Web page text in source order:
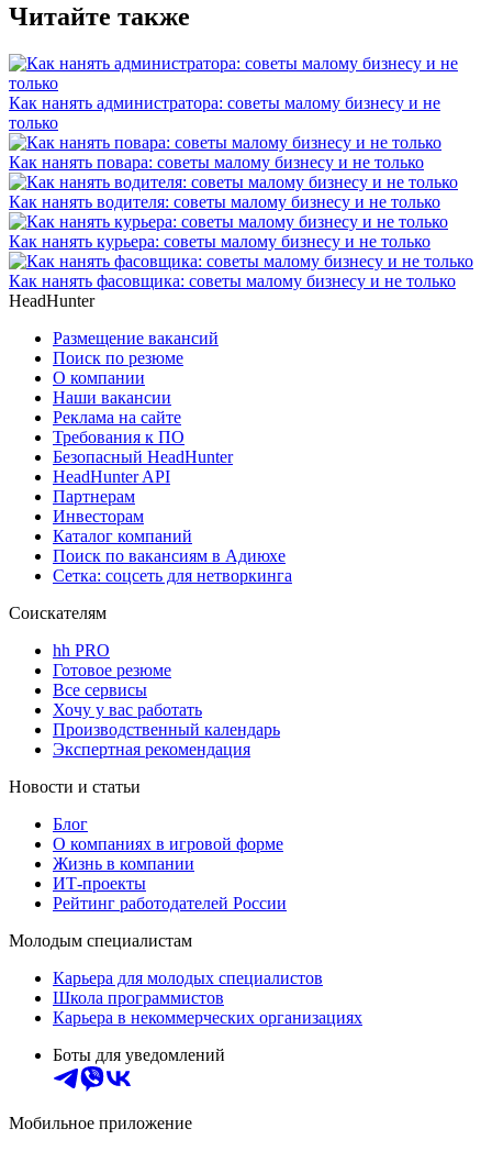
Читайте также
Как нанять администратора: советы малому бизнесу и не
только
Как нанять повара: советы малому бизнесу и не только
Как нанять водителя: советы малому бизнесу и не только
Как нанять курьера: советы малому бизнесу и не только
Как нанять фасовщика: советы малому бизнесу и не только
HeadHunter
Размещение вакансий
Поиск по резюме
О компании
Наши вакансии
Реклама на сайте
Требования к ПО
Безопасный HeadHunter
HeadHunter API
Партнерам
Инвесторам
Каталог компаний
Поиск по вакансиям в Адиюхе
Сетка: соцсеть для нетворкинга
Соискателям
hh PRO
Готовое резюме
Все сервисы
Хочу у вас работать
Производственный календарь
Экспертная рекомендация
Новости и статьи
Блог
О компаниях в игровой форме
Жизнь в компании
ИТ-проекты
Рейтинг работодателей России
Молодым специалистам
Карьера для молодых специалистов
Школа программистов
Карьера в некоммерческих организациях
Боты для уведомлений
Мобильное приложение